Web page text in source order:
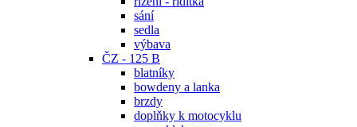
sání
sedla
výbava
ČZ - 125 B
blatníky
bowdeny a lanka
brzdy
doplňky k motocyklu